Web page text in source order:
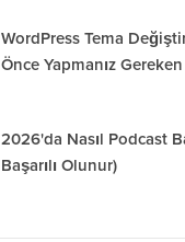
WordPress Tema
Önce Yapmanız
2026'da Nasıl Podcast
Başarılı Olunur)